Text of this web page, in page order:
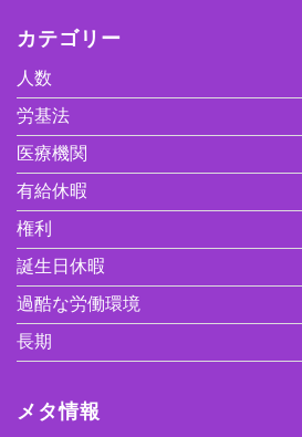
カテゴリー
人数
労基法
医療機関
有給休暇
権利
誕生日休暇
過酷な労働環境
長期
メタ情報